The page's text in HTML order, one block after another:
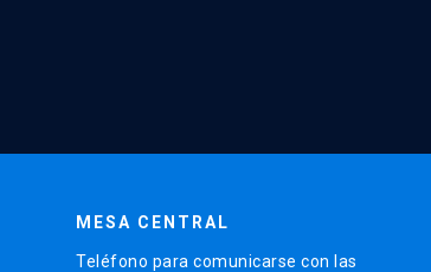
MESA CENTRAL
Teléfono para comunicarse con las